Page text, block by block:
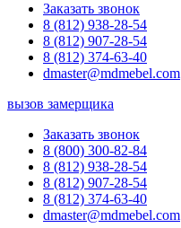
Заказать звонок
8 (812) 938-28-54
8 (812) 907-28-54
8 (812) 374-63-40
dmaster@mdmebel.com
вызов замерщика
Заказать звонок
8 (800) 300-82-84
8 (812) 938-28-54
8 (812) 907-28-54
8 (812) 374-63-40
dmaster@mdmebel.com